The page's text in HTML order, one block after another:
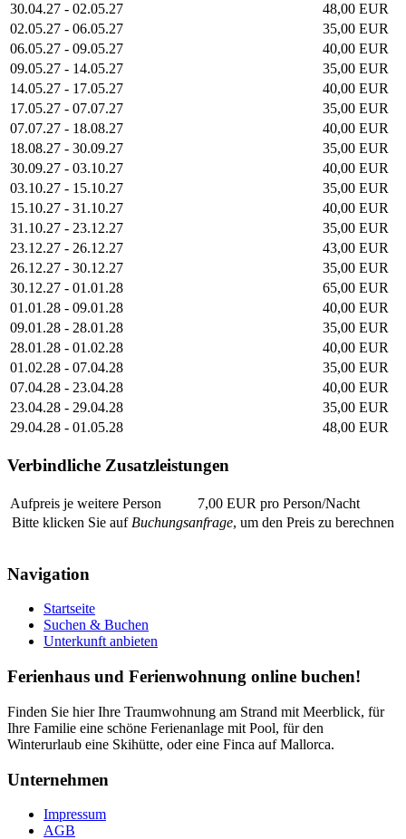
30.04.27 - 02.05.27
48,00 EUR
02.05.27 - 06.05.27
35,00 EUR
06.05.27 - 09.05.27
40,00 EUR
09.05.27 - 14.05.27
35,00 EUR
14.05.27 - 17.05.27
40,00 EUR
17.05.27 - 07.07.27
35,00 EUR
07.07.27 - 18.08.27
40,00 EUR
18.08.27 - 30.09.27
35,00 EUR
30.09.27 - 03.10.27
40,00 EUR
03.10.27 - 15.10.27
35,00 EUR
15.10.27 - 31.10.27
40,00 EUR
31.10.27 - 23.12.27
35,00 EUR
23.12.27 - 26.12.27
43,00 EUR
26.12.27 - 30.12.27
35,00 EUR
30.12.27 - 01.01.28
65,00 EUR
01.01.28 - 09.01.28
40,00 EUR
09.01.28 - 28.01.28
35,00 EUR
28.01.28 - 01.02.28
40,00 EUR
01.02.28 - 07.04.28
35,00 EUR
07.04.28 - 23.04.28
40,00 EUR
23.04.28 - 29.04.28
35,00 EUR
29.04.28 - 01.05.28
48,00 EUR
Verbindliche Zusatzleistungen
Aufpreis je weitere Person
7,00 EUR pro Person/Nacht
Bitte klicken Sie auf Buchungsanfrage, um den Preis zu berechnen
Navigation
Startseite
Suchen & Buchen
Unterkunft anbieten
Ferienhaus und Ferienwohnung online buchen!
Finden Sie hier Ihre Traumwohnung am Strand mit Meerblick, für
Ihre Familie eine schöne Ferienanlage mit Pool, für den
Winterurlaub eine Skihütte, oder eine Finca auf Mallorca.
Unternehmen
Impressum
AGB